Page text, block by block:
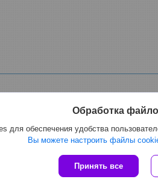
фекальный электрический, для
Сайт создан на
Политика обработки
Обработка
обеспечения удобства
Вы можете настроить файлы
Принять все